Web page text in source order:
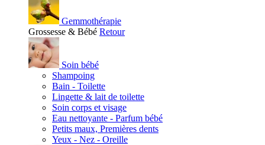
Gemmothérapie
Grossesse & Bébé Retour
Soin bébé
Shampoing
Bain - Toilette
Lingette & lait de toilette
Soin corps et visage
Eau nettoyante - Parfum bébé
Petits maux, Premières dents
Yeux - Nez - Oreille